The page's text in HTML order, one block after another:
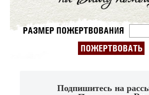
Подпишитесь на